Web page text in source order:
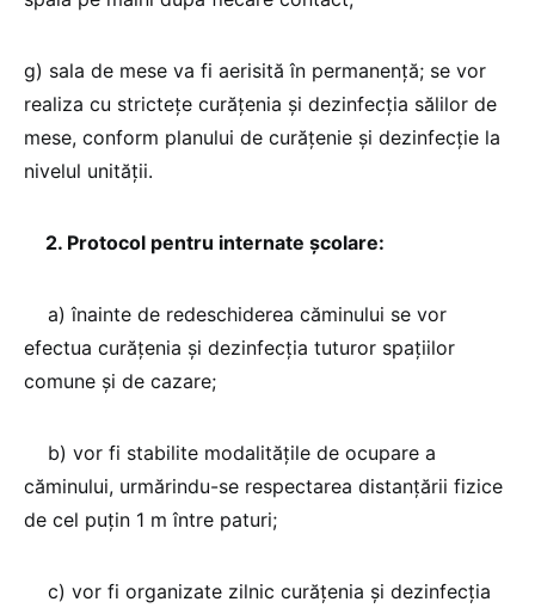
g) sala de mese va fi aerisită în permanență; se vor
realiza cu stricteţe curăţenia şi dezinfecţia sălilor de
mese, conform planului de curăţenie şi dezinfecţie la
nivelul unităţii.
2. Protocol pentru internate şcolare:
a) înainte de redeschiderea căminului se vor
efectua curăţenia şi dezinfecţia tuturor spaţiilor
comune şi de cazare;
b) vor fi stabilite modalităţile de ocupare a
căminului, urmărindu-se respectarea distanţării fizice
de cel puţin 1 m între paturi;
c) vor fi organizate zilnic curăţenia şi dezinfecţia